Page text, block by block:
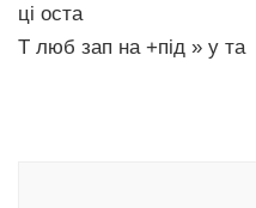
ці оста
Т люб зап на +під » у та